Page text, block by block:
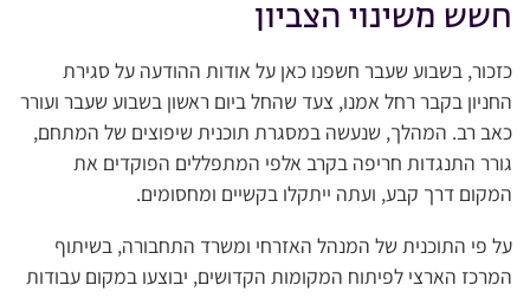
חשש משינוי הצביון
כזכור, בשבוע שעבר חשפנו כאן על אודות ההודעה על סגירת
החניון בקבר רחל אמנו, צעד שהחל ביום ראשון בשבוע שעבר ועורר
כאב רב. המהלך, שנעשה במסגרת תוכנית שיפוצים של המתחם,
גורר התנגדות חריפה בקרב אלפי המתפללים הפוקדים את
המקום דרך קבע, ועתה ייתקלו בקשיים ומחסומים.
על פי התוכנית של המנהל האזרחי ומשרד התחבורה, בשיתוף
המרכז הארצי לפיתוח המקומות הקדושים, יבוצעו במקום עבודות